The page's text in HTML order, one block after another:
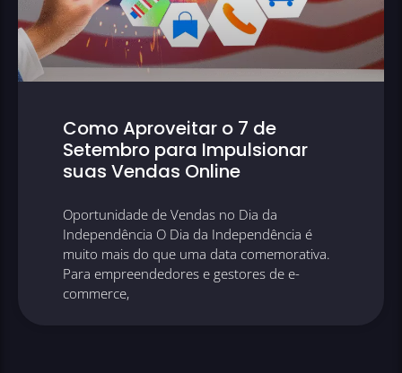
Como Aproveitar o 7 de
Setembro para Impulsionar
suas Vendas Online
Oportunidade de Vendas no Dia da
Independência O Dia da Independência é
muito mais do que uma data comemorativa.
Para empreendedores e gestores de e-
commerce,